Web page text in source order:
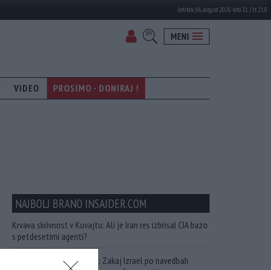
četrtek, 06. avgust 2026 leto 31 / št. 218
MENI
VIDEO PROSIMO - DONIRAJ !
NAJBOLJ BRANO INSAJDER.COM
Krvava skrivnost v Kuvajtu: Ali je Iran res izbrisal CIA bazo
s petdesetimi agenti?
»Nemogoče jih prestreči«: Zakaj Izrael po navedbah